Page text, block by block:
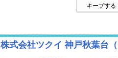
キープする
株式会社ツクイ 神戸秋葉台（